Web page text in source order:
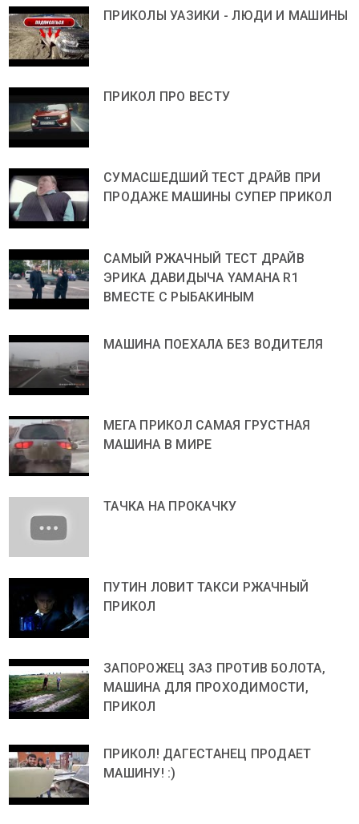
ПРИКОЛЫ УАЗИКИ - ЛЮДИ И МАШИНЫ
ПРИКОЛ ПРО ВЕСТУ
СУМАСШЕДШИЙ ТЕСТ ДРАЙВ ПРИ
ПРОДАЖЕ МАШИНЫ СУПЕР ПРИКОЛ
САМЫЙ РЖАЧНЫЙ ТЕСТ ДРАЙВ
ЭРИКА ДАВИДЫЧА YAMAHA R1
ВМЕСТЕ С РЫБАКИНЫМ
МАШИНА ПОЕХАЛА БЕЗ ВОДИТЕЛЯ
МЕГА ПРИКОЛ САМАЯ ГРУСТНАЯ
МАШИНА В МИРЕ
ТАЧКА НА ПРОКАЧКУ
ПУТИН ЛОВИТ ТАКСИ РЖАЧНЫЙ
ПРИКОЛ
ЗАПОРОЖЕЦ ЗАЗ ПРОТИВ БОЛОТА,
МАШИНА ДЛЯ ПРОХОДИМОСТИ,
ПРИКОЛ
ПРИКОЛ! ДАГЕСТАНЕЦ ПРОДАЕТ
МАШИНУ! :)